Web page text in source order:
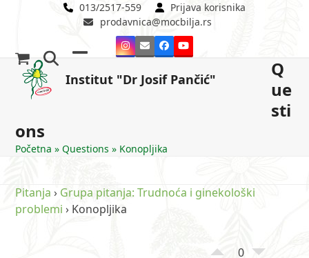
013/2517-559
Prijava korisnika
prodavnica@mocbilja.rs
Instagram
EmailFacebookYouTube
Institut "Dr Josif Pančić"
mobile
mobile
Q
ue
sti
ons
Početna »Questions » Konopljika
Pitanja › Grupa pitanja: Trudnoća i ginekološki
problemi › Konopljika
0